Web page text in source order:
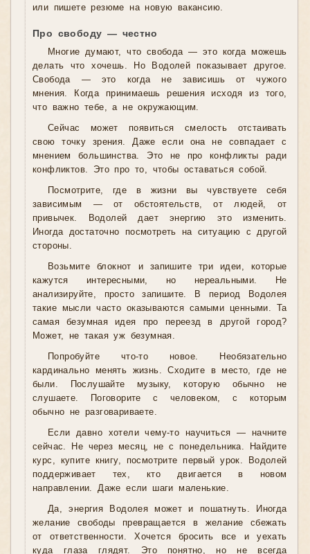
или пишете резюме на новую вакансию.
Про свободу — честно
Многие думают, что свобода — это когда можешь
делать что хочешь. Но Водолей показывает другое.
Свобода — это когда не зависишь от чужого
мнения. Когда принимаешь решения исходя из того,
что важно тебе, а не окружающим.
Сейчас может появиться смелость отстаивать
свою точку зрения. Даже если она не совпадает с
мнением большинства. Это не про конфликты ради
конфликтов. Это про то, чтобы оставаться собой.
Посмотрите, где в жизни вы чувствуете себя
зависимым — от обстоятельств, от людей, от
привычек. Водолей дает энергию это изменить.
Иногда достаточно посмотреть на ситуацию с другой
стороны.
Возьмите блокнот и запишите три идеи, которые
кажутся интересными, но нереальными. Не
анализируйте, просто запишите. В период Водолея
такие мысли часто оказываются самыми ценными. Та
самая безумная идея про переезд в другой город?
Может, не такая уж безумная.
Попробуйте что-то новое. Необязательно
кардинально менять жизнь. Сходите в место, где не
были. Послушайте музыку, которую обычно не
слушаете. Поговорите с человеком, с которым
обычно не разговариваете.
Если давно хотели чему-то научиться — начните
сейчас. Не через месяц, не с понедельника. Найдите
курс, купите книгу, посмотрите первый урок. Водолей
поддерживает тех, кто двигается в новом
направлении. Даже если шаги маленькие.
Да, энергия Водолея может и пошатнуть. Иногда
желание свободы превращается в желание сбежать
от ответственности. Хочется бросить все и уехать
куда глаза глядят. Это понятно, но не всегда